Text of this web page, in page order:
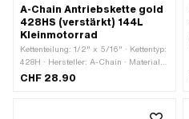
A-Chain Antriebskette gold
428HS (verstärkt) 144L
Kleinmotorrad
Kettenteilung: 1/2" x 5/16" · Kettentyp:
428H · Hersteller: A-Chain · Material:
Stahl · Oberfläche: lackiert · Farbe:
Kettenschloss-Art: Federverschluss
CHF 28.90